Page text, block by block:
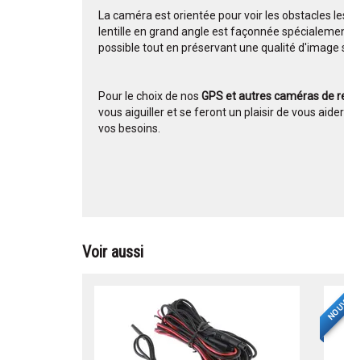
La caméra est orientée pour voir les obstacles
lentille en grand angle est façonnée
possible tout en préservant une qualité d'image
Pour le choix de nos GPS et autres caméras de
vous aiguiller et se feront un plaisir de vous
vos besoins.
Voir aussi